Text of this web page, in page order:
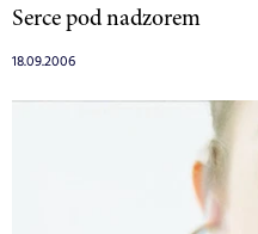
Serce pod nadzorem
18.09.2006